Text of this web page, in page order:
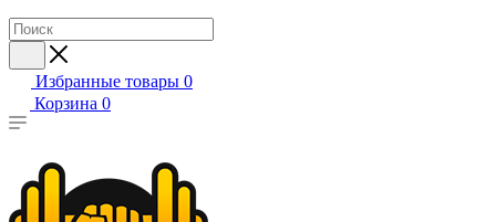
Избранные товары 0
Корзина 0